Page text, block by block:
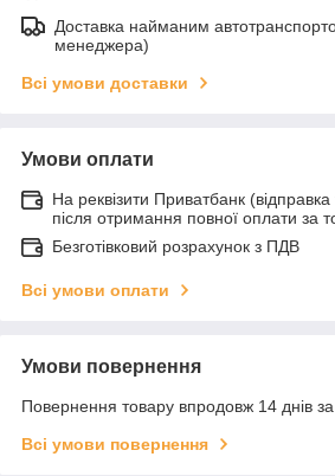
Доставка найманим
менеджера)
Всі умови доставки
Умови оплати
На реквізити Приватбанк
після отримання повної оплати за
Безготівковий розрахунок з ПДВ
Всі умови оплати
Умови повернення
Повернення товару впродовж 14 днів
Всі умови повернення